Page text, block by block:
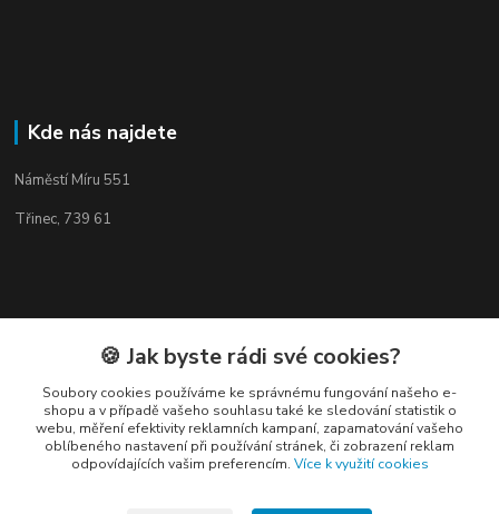
Kde nás najdete
Náměstí Míru 551
Třinec, 739 61
🍪 Jak byste rádi své cookies?
Soubory cookies používáme ke správnému fungování našeho e-
shopu a v případě vašeho souhlasu také ke sledování statistik o
webu, měření efektivity reklamních kampaní, zapamatování vašeho
oblíbeného nastavení při používání stránek, či zobrazení reklam
odpovídajících vašim preferencím. Více k využití cookies